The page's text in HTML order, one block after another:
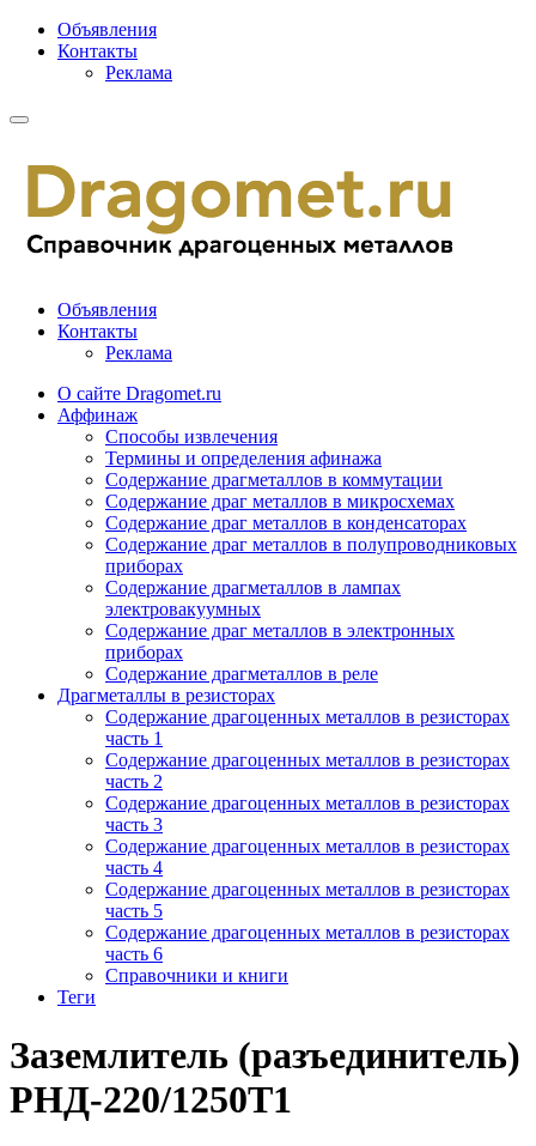
Объявления
Контакты
Реклама
Объявления
Контакты
Реклама
О сайте Dragomet.ru
Аффинаж
Способы извлечения
Термины и определения афинажа
Содержание драгметаллов в коммутации
Содержание драг металлов в микросхемах
Содержание драг металлов в конденсаторах
Содержание драг металлов в полупроводниковых
приборах
Содержание драгметаллов в лампах
электровакуумных
Содержание драг металлов в электронных
приборах
Содержание драгметаллов в реле
Драгметаллы в резисторах
Содержание драгоценных металлов в резисторах
часть 1
Содержание драгоценных металлов в резисторах
часть 2
Содержание драгоценных металлов в резисторах
часть 3
Содержание драгоценных металлов в резисторах
часть 4
Содержание драгоценных металлов в резисторах
часть 5
Содержание драгоценных металлов в резисторах
часть 6
Справочники и книги
Теги
Заземлитель (разъединитель)
РНД-220/1250Т1